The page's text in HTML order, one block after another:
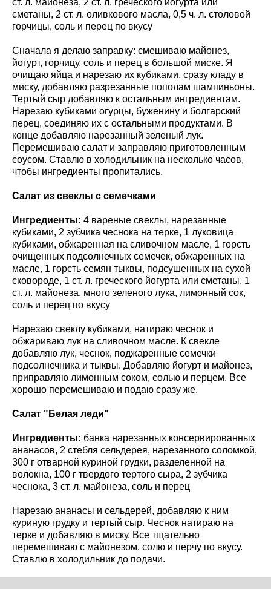
сметаны, 2 ст. л. оливкового масла, 0,5 ч. л. столовой
горчицы, соль и перец по вкусу
Сначала я делаю заправку: смешиваю майонез,
йогурт, горчицу, соль и перец в большой миске. Я
очищаю яйца и нарезаю их кубиками, сразу кладу в
миску, добавляю разрезанные пополам шампиньоны.
Тертый сыр добавляю к остальным ингредиентам.
Нарезаю кубиками огурцы, буженину и болгарский
перец, соединяю их с остальными продуктами. В
конце добавляю нарезанный зеленый лук.
Перемешиваю салат и заправляю приготовленным
соусом. Ставлю в холодильник на несколько часов,
чтобы ингредиенты пропитались.
Салат из свеклы с семечками
Ингредиенты: 4 вареные свеклы, нарезанные
кубиками, 2 зубчика чеснока на терке, 1 луковица
кубиками, обжаренная на сливочном масле, 1 горсть
очищенных подсолнечных семечек, обжаренных на
масле, 1 горсть семян тыквы, подсушенных на сухой
сковороде, 1 ст. л. греческого йогурта или сметаны, 1
ст. л. майонеза, много зеленого лука, лимонный сок,
соль и перец по вкусу
Нарезаю свеклу кубиками, натираю чеснок и
обжариваю лук на сливочном масле. К свекле
добавляю лук, чеснок, поджаренные семечки
подсолнечника и тыквы. Добавляю йогурт и майонез,
приправляю лимонным соком, солью и перцем. Все
хорошо перемешиваю и подаю сразу же.
Салат "Белая леди"
Ингредиенты: банка нарезанных консервированных
ананасов, 2 стебля сельдерея, нарезанного соломкой,
300 г отварной куриной грудки, разделенной на
волокна, 100 г твердого тертого сыра, 2 зубчика
чеснока, 3 ст. л. майонеза, соль и перец
Нарезаю ананасы и сельдерей, добавляю к ним
куриную грудку и тертый сыр. Чеснок натираю на
терке и добавляю в миску. Все тщательно
перемешиваю с майонезом, солю и перчу по вкусу.
Ставлю в холодильник до подачи.